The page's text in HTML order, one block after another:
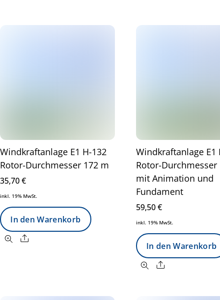
Windkraftanlage E1 H-132
Rotor-Durchmesser 172 m
35,70€
inkl. 19% MwSt.
In den Warenkorb
Share
Windkraftanlage E1
Rotor-Durchmesser
mit Animation und
Fundament
59,50€
inkl. 19% MwSt.
In den Warenkorb
Share